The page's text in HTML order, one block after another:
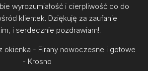
wyrozumiałość i cierpliwość co do
klientek. Dziękuję za zaufanie
i serdecznie pozdrawiam!.
okienka - Firany nowoczesne i gotowe
- Krosno